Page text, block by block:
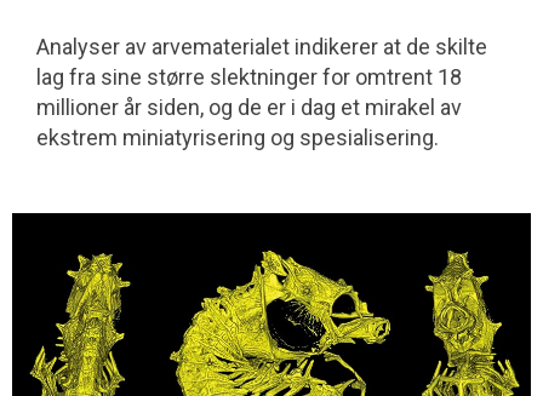
Analyser av arvematerialet indikerer at de skilte
lag fra sine større slektninger for omtrent 18
millioner år siden, og de er i dag et mirakel av
ekstrem miniatyrisering og spesialisering.